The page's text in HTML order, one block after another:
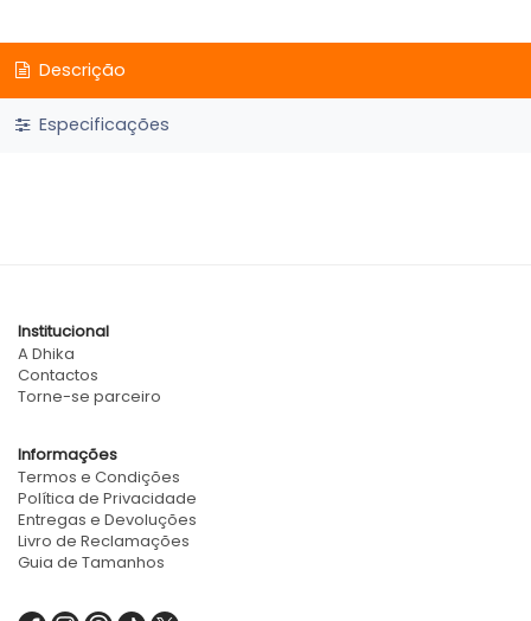
Descrição
Especificações
Institucional
A Dhika
Contactos
Torne-se parceiro
Informações
Termos e Condições
Política de Privacidade
Entregas e Devoluções
Livro de Reclamações
Guia de Tamanhos